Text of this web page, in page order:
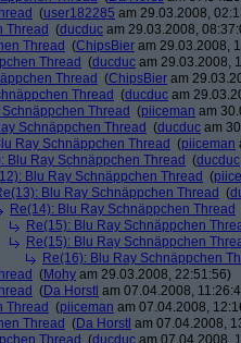
(user182285 am 29.03.2008,
Thread (ducduc am 29.03.2008,
Thread (ChipsBier am 29.03.2008,
Thread (ducduc am 29.03.2008,
Thread (ChipsBier am
Thread (ducduc am
Thread (piiceman am
Schnäppchen Thread (ducduc am
Ray Schnäppchen Thread (piiceman
Blu Ray Schnäppchen Thread (ducduc
Blu Ray Schnäppchen Thread (
Blu Ray Schnäppchen Thread (
Re(14): Blu Ray Schnäppchen Thread
Re(15): Blu Ray Schnäppchen
Re(15): Blu Ray Schnäppchen
Re(16): Blu Ray Schnäppchen
(Mohy am 29.03.2008, 22:51:56)
(Da Horstl am 07.04.2008,
Thread (piiceman am 07.04.2008,
Thread (Da Horstl am 07.04.2008,
Thread (ducduc am 07.04.2008,